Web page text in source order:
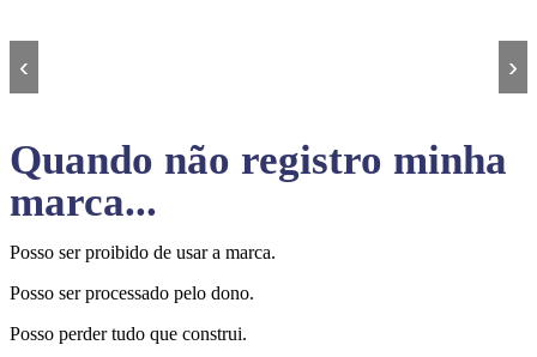
‹ ›
Quando não registro minha
marca...
Posso ser proibido de usar a marca.
Posso ser processado pelo dono.
Posso perder tudo que construi.